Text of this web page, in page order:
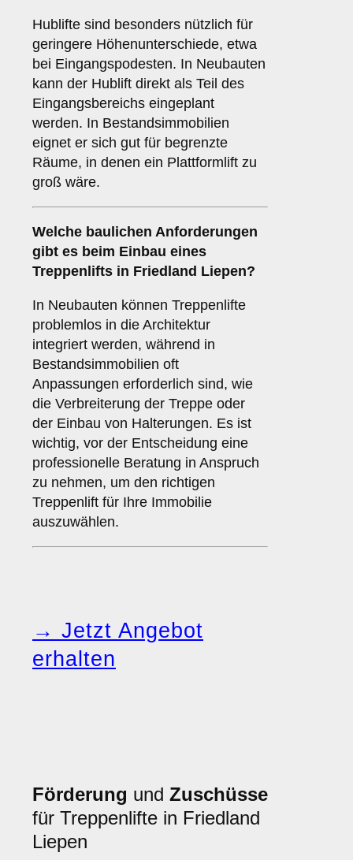
Hublifte sind besonders nützlich für
geringere Höhenunterschiede, etwa
bei Eingangspodesten. In Neubauten
kann der Hublift direkt als Teil des
Eingangsbereichs eingeplant
werden. In Bestandsimmobilien
eignet er sich gut für begrenzte
Räume, in denen ein Plattformlift zu
groß wäre.
Welche baulichen Anforderungen
gibt es beim Einbau eines
Treppenlifts in Friedland Liepen?
In Neubauten können Treppenlifte
problemlos in die Architektur
integriert werden, während in
Bestandsimmobilien oft
Anpassungen erforderlich sind, wie
die Verbreiterung der Treppe oder
der Einbau von Halterungen. Es ist
wichtig, vor der Entscheidung eine
professionelle Beratung in Anspruch
zu nehmen, um den richtigen
Treppenlift für Ihre Immobilie
auszuwählen.
→ Jetzt Angebot
erhalten
Förderung und Zuschüsse
für Treppenlifte in Friedland
Liepen